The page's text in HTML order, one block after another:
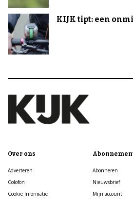
KIJK tipt: een
Over ons
Adverteren
Colofon
Cookie informatie
Abonneren
Nieuwsbrief
Mijn account